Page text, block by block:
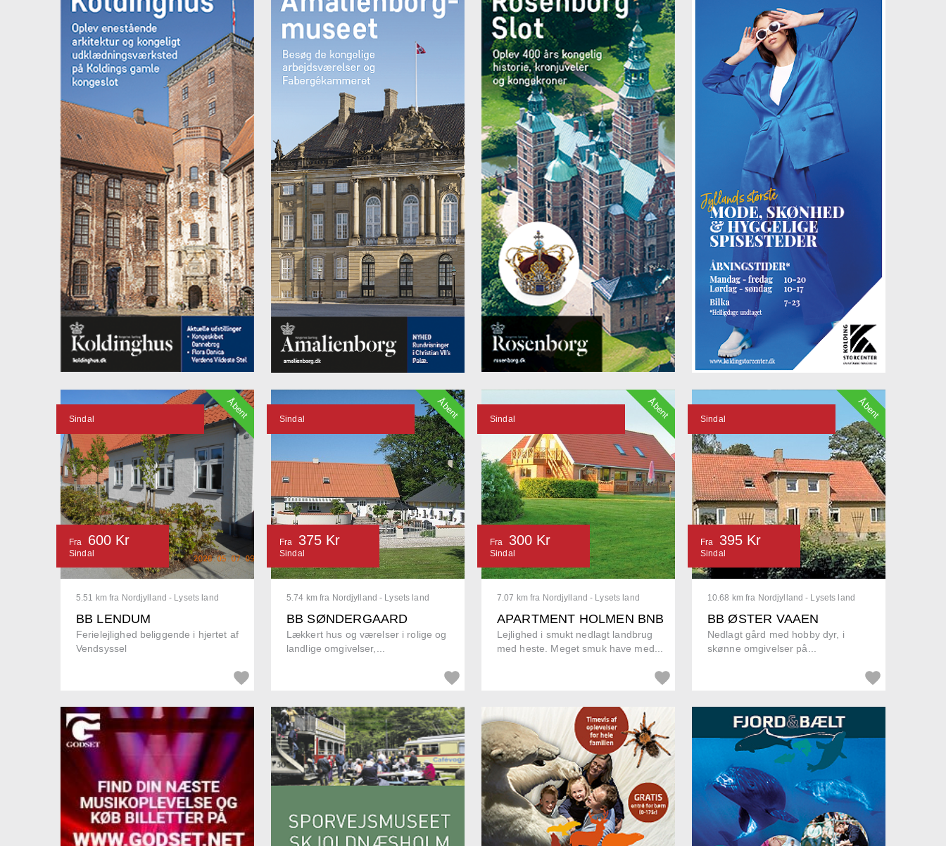
5.51 km fra Nordjylland - Lysets land
BB LENDUM
Ferielejlighed beliggende i hjertet af
Vendsyssel
Sindal
Fra 600 Kr
Sindal
Åbent
5.74 km fra Nordjylland - Lysets land
BB SØNDERGAARD
Lækkert hus og værelser i rolige og
landlige omgivelser,...
Sindal
Fra 375 Kr
Sindal
Åbent
7.07 km fra Nordjylland - Lysets land
APARTMENT HOLMEN BNB
Lejlighed i smukt nedlagt landbrug
med heste. Meget smuk have med...
Sindal
Fra 300 Kr
Sindal
Åbent
10.68 km fra Nordjylland - Lysets land
BB ØSTER VAAEN
Nedlagt gård med hobby dyr, i
skønne omgivelser på...
Sindal
Fra 395 Kr
Sindal
Åbent